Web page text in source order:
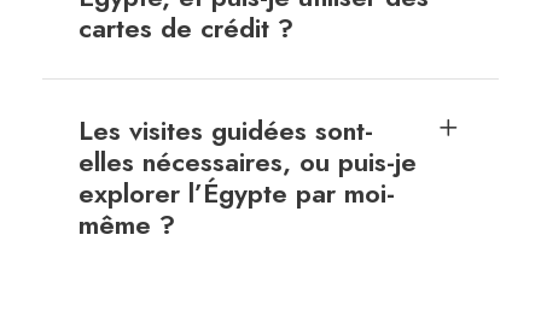
cartes de crédit ?
Les visites guidées sont-
elles nécessaires, ou puis-je
explorer l’Égypte par moi-
même ?